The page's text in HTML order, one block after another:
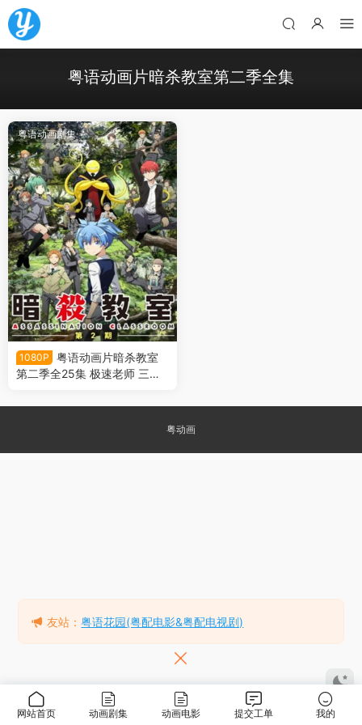
粤语动画片暗杀教室第二季全集
粤语动画剧集
1080P
粤语动画片暗杀教室
第二季全25集 极速老师 三年E
粤动画
网站首页 动画剧集 动画电影 提交工单 我的
友站：粤语花园(粤配电影&粤配电视剧)